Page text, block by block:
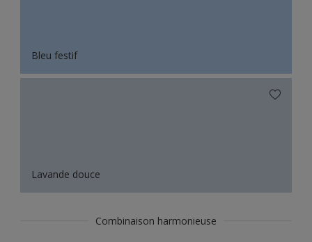
Bleu festif
Lavande douce
Combinaison harmonieuse